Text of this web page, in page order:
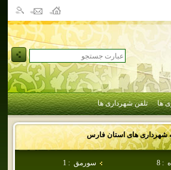
ها تلفن شهرداری ها
شهرداری های استانفارس
:
8 سورمق :
1